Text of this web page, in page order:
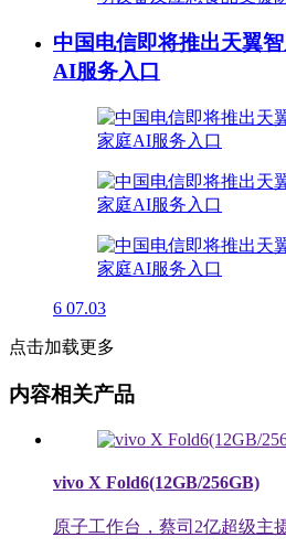
中国电信即将推出天翼
AI服务入口
6 07.03
点击加载更多
内容相关产品
vivo X Fold6(12GB/256GB)
原子工作台，蔡司2亿超级主